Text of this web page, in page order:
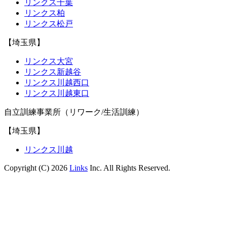
リンクス千葉
リンクス柏
リンクス松戸
【埼玉県】
リンクス大宮
リンクス新越谷
リンクス川越西口
リンクス川越東口
自立訓練事業所（リワーク/生活訓練）
【埼玉県】
リンクス川越
Copyright (C) 2026 Links Inc. All Rights Reserved.